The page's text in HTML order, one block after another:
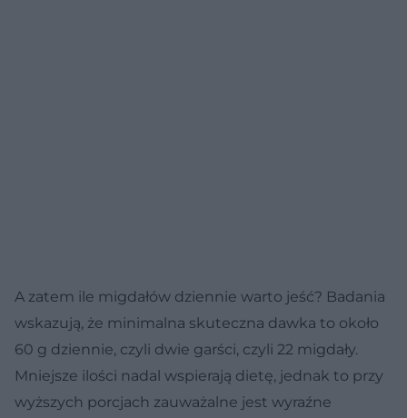
A zatem ile migdałów dziennie warto jeść? Badania
wskazują, że minimalna skuteczna dawka to około
60 g dziennie, czyli dwie garści, czyli 22 migdały.
Mniejsze ilości nadal wspierają dietę, jednak to przy
wyższych porcjach zauważalne jest wyraźne